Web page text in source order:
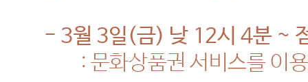
- 3월 3일(금) 낮 12시 4분~
: 문화상품권 서비스를 이